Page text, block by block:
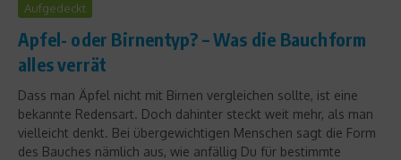
Aufgedeckt
Apfel- oder Birnentyp? – Was die Bauchform
alles verrät
Dass man Äpfel nicht mit Birnen vergleichen sollte, ist eine
bekannte Redensart. Doch dahinter steckt weit mehr, als man
vielleicht denkt. Bei übergewichtigen Menschen sagt die Form
des Bauches nämlich aus, wie anfällig Du für bestimmte